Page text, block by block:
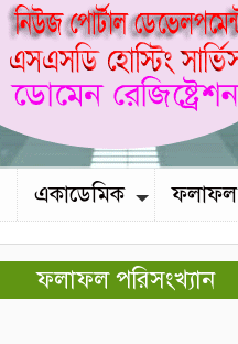
একাডেমিক ফলাফল
ফলাফল পরিসংখ্যান